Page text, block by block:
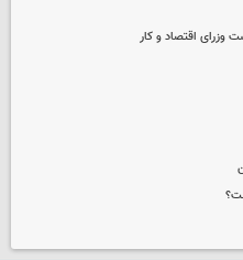
وزرای اقتصاد و کار